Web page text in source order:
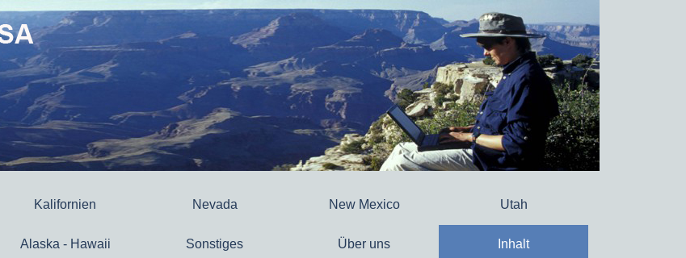
Kalifornien Nevada New Mexico Utah
Alaska - Hawaii Sonstiges Über uns Inhalt